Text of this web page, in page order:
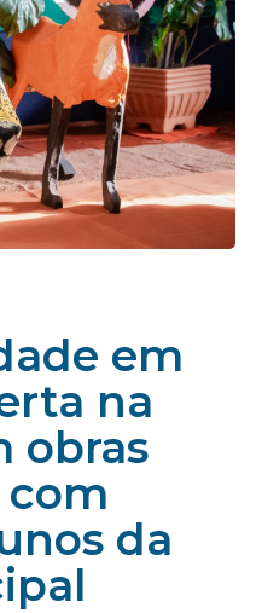
em
na
obras
da